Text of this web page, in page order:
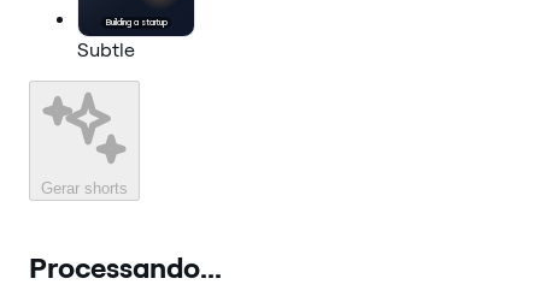
Building a startup
Subtle
Gerar shorts
Processando...